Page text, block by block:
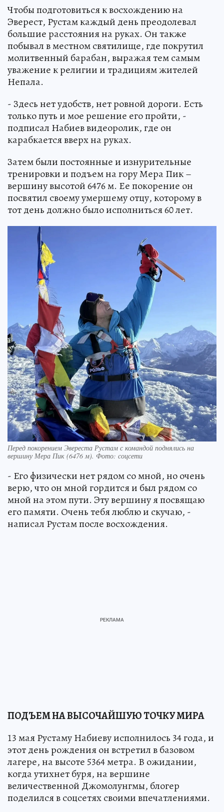
Чтобы подготовиться к восхождению на
Эверест, Рустам каждый день преодолевал
большие расстояния на руках. Он также
побывал в местном святилище, где покрутил
молитвенный барабан, выражая тем самым
уважение к религии и традициям жителей
Непала.
- Здесь нет удобств, нет ровной дороги. Есть
только путь и мое решение его пройти, -
подписал Набиев видеоролик, где он
карабкается вверх на руках.
Затем были постоянные и изнурительные
тренировки и подъем на гору Мера Пик –
вершину высотой 6476 м. Ее покорение он
посвятил своему умершему отцу, которому в
тот день должно было исполниться 60 лет.
Перед покорением Эвереста Рустам с командой поднялись на
вершину Мера Пик (6476 м). Фото: соцсети
- Его физически нет рядом со мной, но очень
верю, что он мной гордится и был рядом со
мной на этом пути. Эту вершину я посвящаю
его памяти. Очень тебя люблю и скучаю, -
написал Рустам после восхождения.
ПОДЪЕМ НА ВЫСОЧАЙШУЮ ТОЧКУ МИРА
13 мая Рустаму Набиеву исполнилось 34 года, и
этот день рождения он встретил в базовом
лагере, на высоте 5364 метра. В ожидании,
когда утихнет буря, на вершине
величественной Джомолунгмы, блогер
поделился в соцсетях своими впечатлениями.